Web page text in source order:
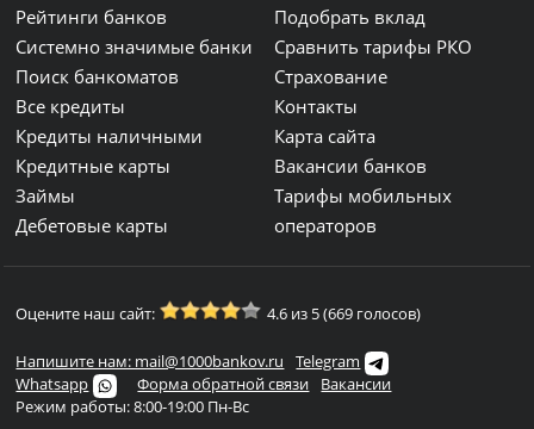
Рейтинги банков
Системно значимые банки
Поиск банкоматов
Все кредиты
Кредиты наличными
Кредитные карты
Займы
Дебетовые карты
Подобрать вклад
Сравнить тарифы РКО
Страхование
Контакты
Карта сайта
Вакансии банков
Тарифы мобильных
операторов
Оцените наш сайт: 4.6 из 5 (669 голосов)
Напишите нам: mail@1000bankov.ru
Telegram
Whatsapp
Форма обратной связи
Вакансии
Режим работы: 8:00-19:00 Пн-Вс